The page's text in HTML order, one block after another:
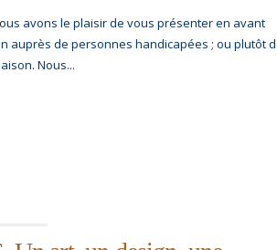
avons le plaisir de vous présenter en avant
auprès de personnes handicapées ; ou plutôt
Nous...